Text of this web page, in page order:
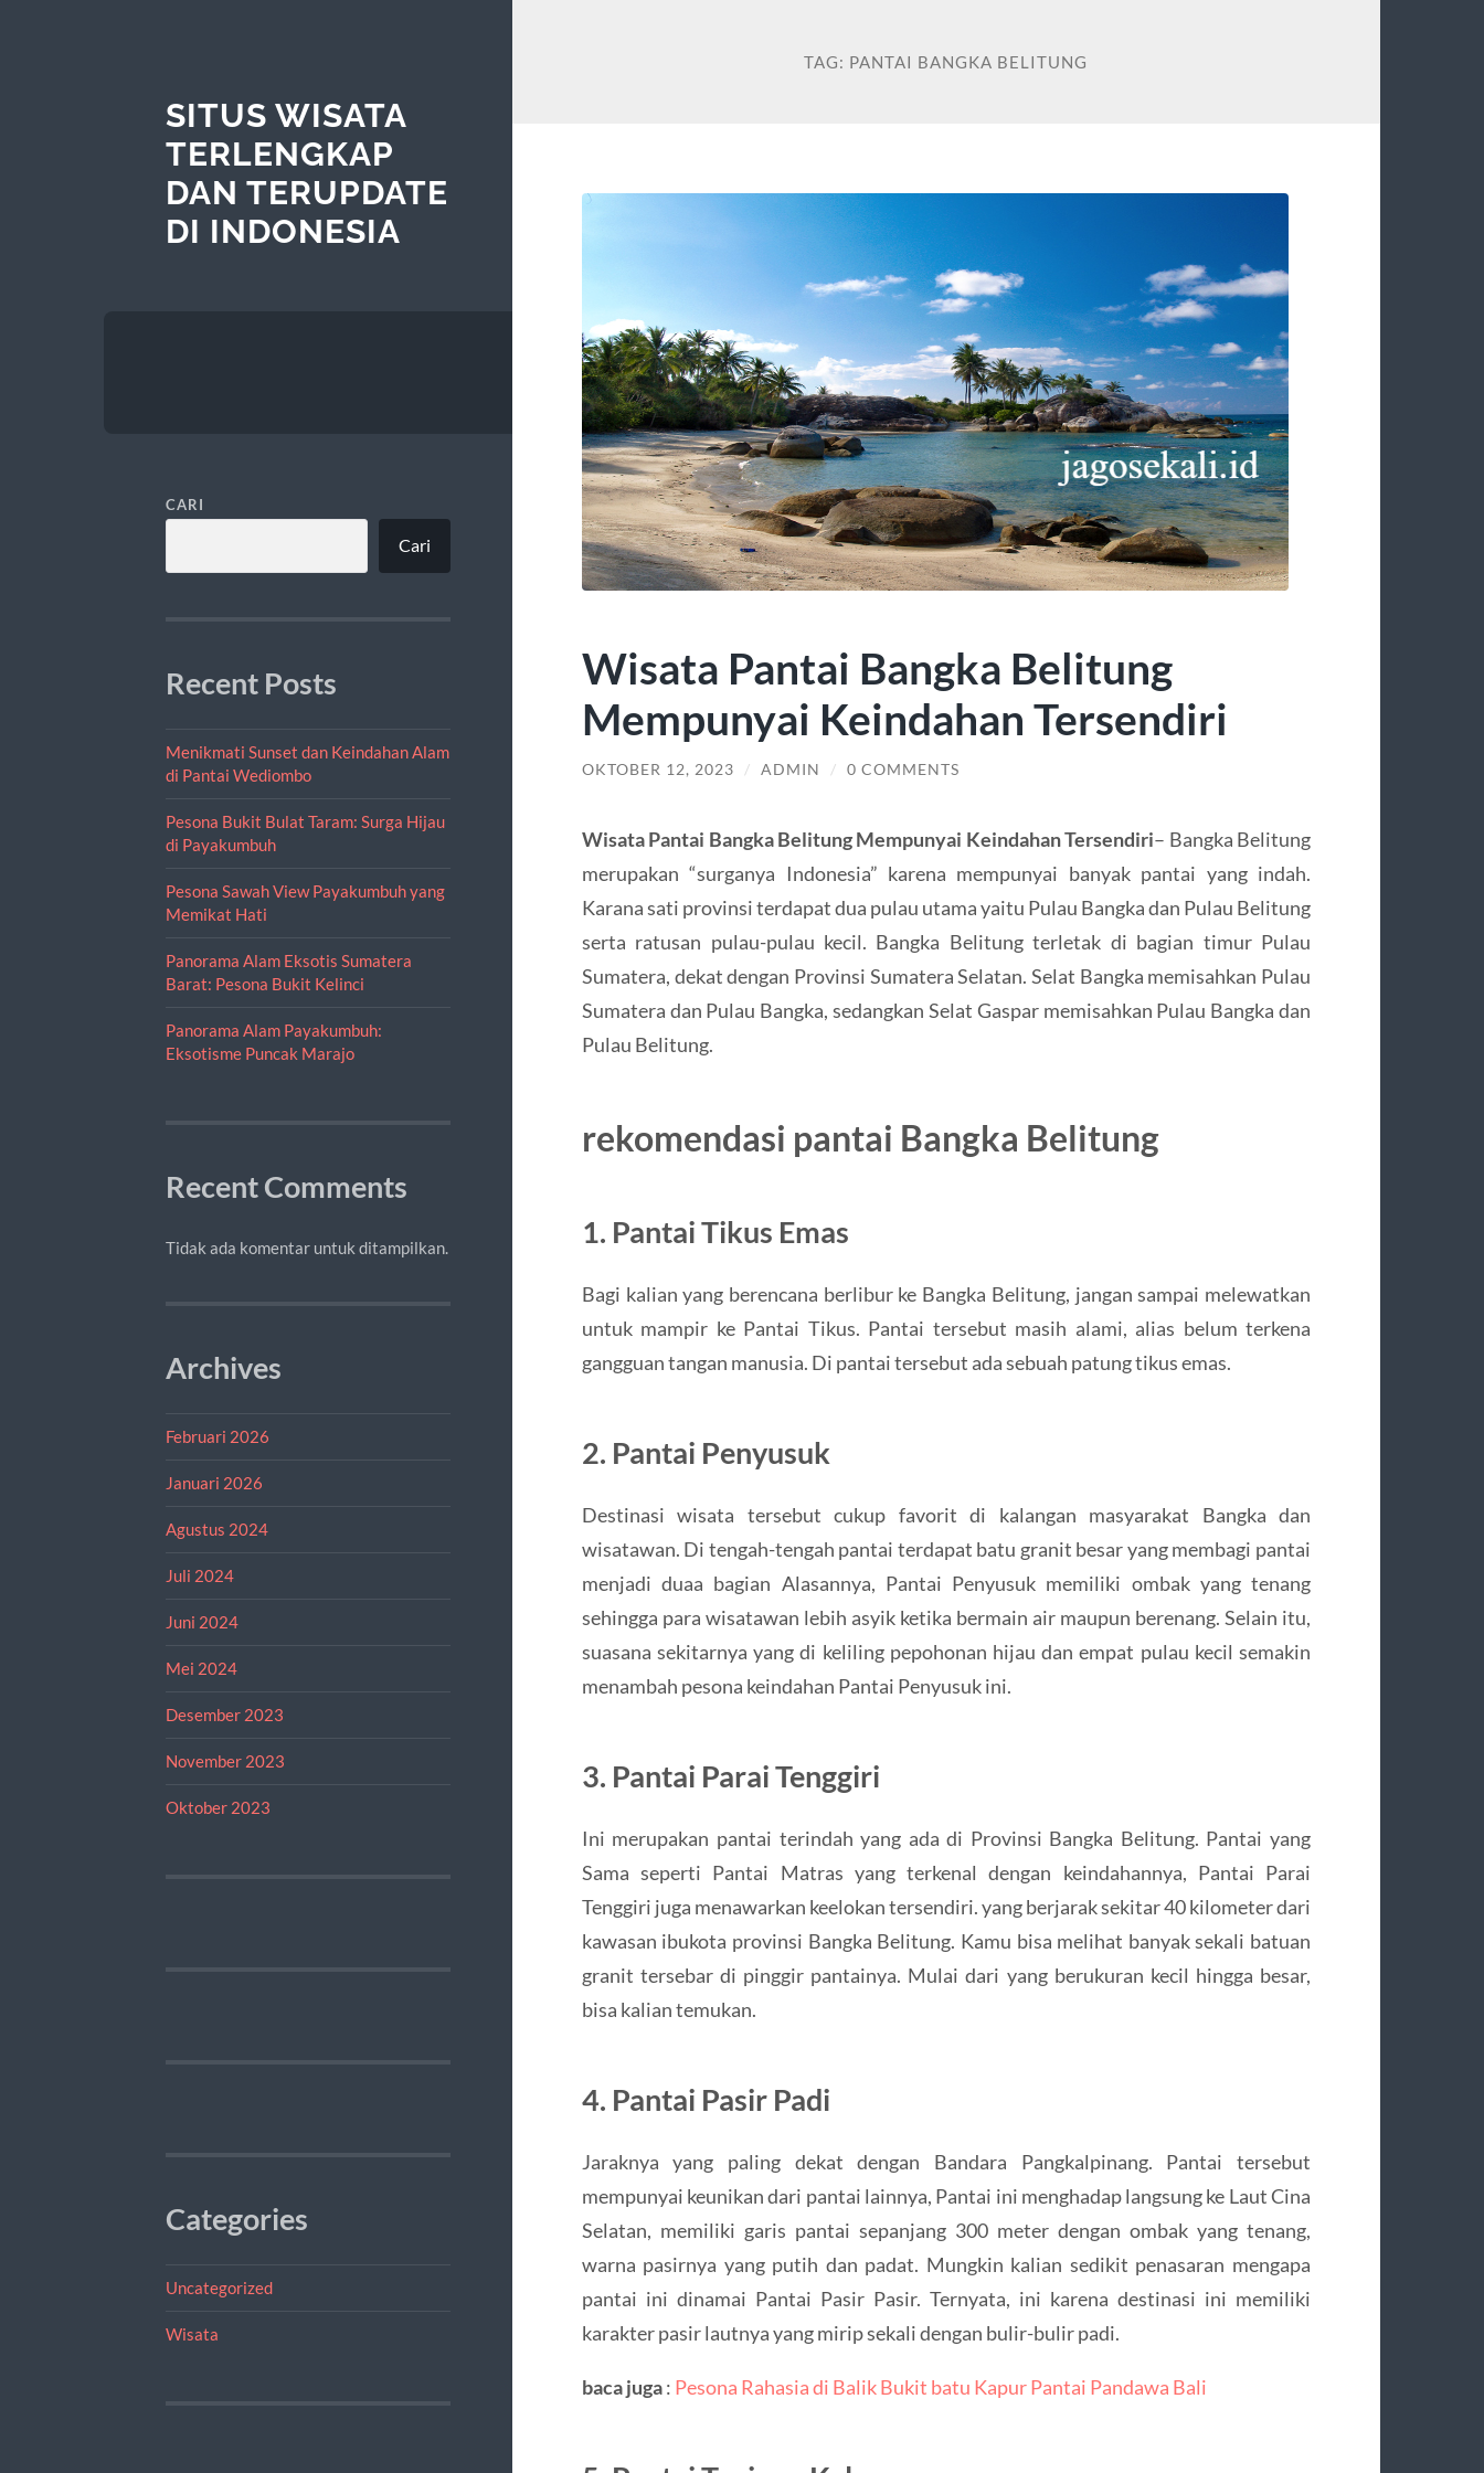
SITUS WISATA
TERLENGKAP
DAN TERUPDATE
DI INDONESIA
CARI
Cari
Recent Posts
Menikmati Sunset dan Keindahan Alam
di Pantai Wediombo
Pesona Bukit Bulat Taram: Surga Hijau
di Payakumbuh
Pesona Sawah View Payakumbuh yang
Memikat Hati
Panorama Alam Eksotis Sumatera
Barat: Pesona Bukit Kelinci
Panorama Alam Payakumbuh:
Eksotisme Puncak Marajo
Recent Comments
Tidak ada komentar untuk ditampilkan.
Archives
Februari 2026
Januari 2026
Agustus 2024
Juli 2024
Juni 2024
Mei 2024
Desember 2023
November 2023
Oktober 2023
Categories
Uncategorized
Wisata
TAG: PANTAI BANGKA BELITUNG
Wisata Pantai Bangka Belitung
Mempunyai Keindahan Tersendiri
OKTOBER 12, 2023 / ADMIN / 0 COMMENTS
Wisata Pantai Bangka Belitung Mempunyai Keindahan Tersendiri– Bangka Belitung
merupakan “surganya Indonesia” karena mempunyai banyak pantai yang indah.
Karana sati provinsi terdapat dua pulau utama yaitu Pulau Bangka dan Pulau Belitung
serta ratusan pulau-pulau kecil. Bangka Belitung terletak di bagian timur Pulau
Sumatera, dekat dengan Provinsi Sumatera Selatan. Selat Bangka memisahkan Pulau
Sumatera dan Pulau Bangka, sedangkan Selat Gaspar memisahkan Pulau Bangka dan
Pulau Belitung.
rekomendasi pantai Bangka Belitung
1. Pantai Tikus Emas
Bagi kalian yang berencana berlibur ke Bangka Belitung, jangan sampai melewatkan
untuk mampir ke Pantai Tikus. Pantai tersebut masih alami, alias belum terkena
gangguan tangan manusia. Di pantai tersebut ada sebuah patung tikus emas.
2. Pantai Penyusuk
Destinasi wisata tersebut cukup favorit di kalangan masyarakat Bangka dan
wisatawan. Di tengah-tengah pantai terdapat batu granit besar yang membagi pantai
menjadi duaa bagian Alasannya, Pantai Penyusuk memiliki ombak yang tenang
sehingga para wisatawan lebih asyik ketika bermain air maupun berenang. Selain itu,
suasana sekitarnya yang di keliling pepohonan hijau dan empat pulau kecil semakin
menambah pesona keindahan Pantai Penyusuk ini.
3. Pantai Parai Tenggiri
Ini merupakan pantai terindah yang ada di Provinsi Bangka Belitung. Pantai yang
Sama seperti Pantai Matras yang terkenal dengan keindahannya, Pantai Parai
Tenggiri juga menawarkan keelokan tersendiri. yang berjarak sekitar 40 kilometer dari
kawasan ibukota provinsi Bangka Belitung. Kamu bisa melihat banyak sekali batuan
granit tersebar di pinggir pantainya. Mulai dari yang berukuran kecil hingga besar,
bisa kalian temukan.
4. Pantai Pasir Padi
Jaraknya yang paling dekat dengan Bandara Pangkalpinang. Pantai tersebut
mempunyai keunikan dari pantai lainnya, Pantai ini menghadap langsung ke Laut Cina
Selatan, memiliki garis pantai sepanjang 300 meter dengan ombak yang tenang,
warna pasirnya yang putih dan padat. Mungkin kalian sedikit penasaran mengapa
pantai ini dinamai Pantai Pasir Pasir. Ternyata, ini karena destinasi ini memiliki
karakter pasir lautnya yang mirip sekali dengan bulir-bulir padi.
baca juga: Pesona Rahasia di Balik Bukit batu Kapur Pantai Pandawa Bali